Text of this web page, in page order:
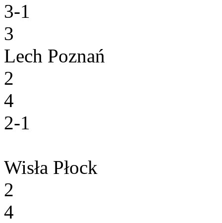
3-1
3
Lech Poznań
2
4
2-1
Wisła Płock
2
4